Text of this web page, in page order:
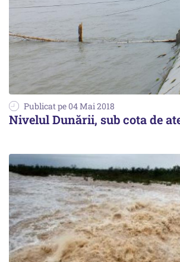
Publicat pe 04 Mai 2018
Nivelul Dunării, sub cota de